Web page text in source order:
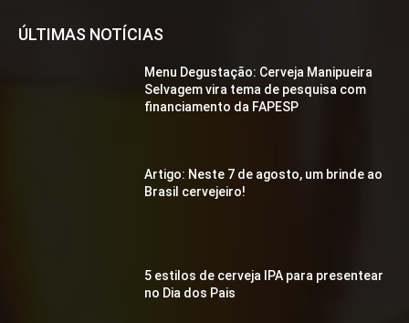
ÚLTIMAS NOTÍCIAS
Menu Degustação: Cerveja Manipueira
Selvagem vira tema de pesquisa com
financiamento da FAPESP
Artigo: Neste 7 de agosto, um brinde ao
Brasil cervejeiro!
5 estilos de cerveja IPA para presentear
no Dia dos Pais